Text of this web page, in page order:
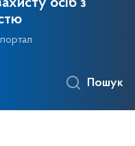
осіб з
Пошук